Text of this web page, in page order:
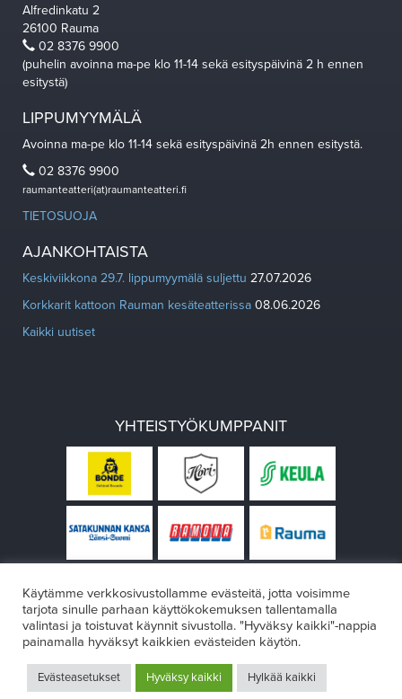
Alfredinkatu 2
26100 Rauma
02 8376 9900
(puhelin avoinna ma-pe klo 11-14 sekä esityspäivinä 2 h ennen
esitystä)
LIPPUMYYMÄLÄ
Avoinna ma-pe klo 11-14 sekä esityspäivinä 2h ennen esitystä.
02 8376 9900
raumanteatteri(at)raumanteatteri.fi
TIETOSUOJA
AJANKOHTAISTA
Keskiviikkona 29.7. lippumyymälä suljettu 27.07.2026
Korkkarit kattoon Rauman kesäteatterissa 08.06.2026
Kaikki uutiset
YHTEISTYÖKUMPPANIT
Design:VÄRIKÄS
Käytämme verkkosivustollamme evästeitä, jotta voisimme
tarjota sinulle parhaan käyttökokemuksen tallentamalla
valintasi ja toistuvat käynnit sivustolla. "Hyväksy kaikki"-nappia
painamalla hyväksyt kaikkien evästeiden käytön.
Evästeasetukset Hyväksy kaikki Hylkää kaikki